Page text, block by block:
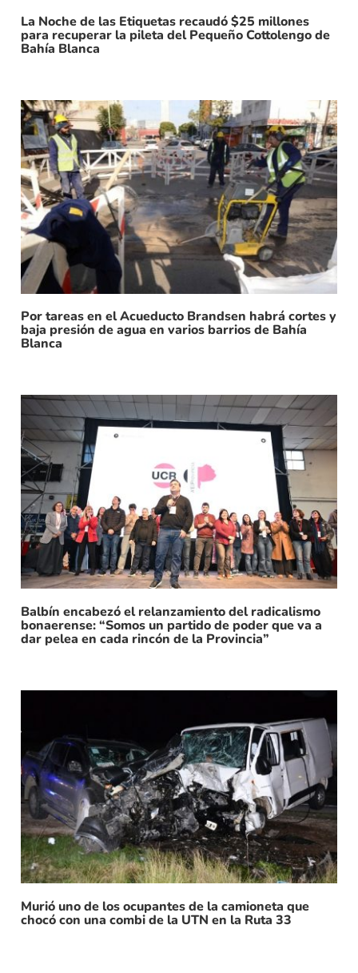
La Noche de las Etiquetas recaudó $25 millones
para recuperar la pileta del Pequeño Cottolengo de
Bahía Blanca
Por tareas en el Acueducto Brandsen habrá cortes y
baja presión de agua en varios barrios de Bahía
Blanca
Balbín encabezó el relanzamiento del radicalismo
bonaerense: “Somos un partido de poder que va a
dar pelea en cada rincón de la Provincia”
Murió uno de los ocupantes de la camioneta que
chocó con una combi de la UTN en la Ruta 33